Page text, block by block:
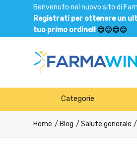
Benvenuto nel nuovo sito di
Registrati per ottenere un
tuo primo ordine!! 😊😊😊😊
Categorie
Home Blog Salute generale